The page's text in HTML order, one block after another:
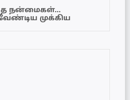
நன்மைகள்…
முக்கிய